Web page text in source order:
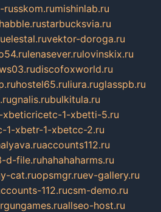
mishinlab.ru
habble.rustarbucksvia.ru
elestal.ruvektor-doroga.ru
lenasever.rulovinskix.ru
discofoxworld.ru
hostel65.ruliura.ruglasspb.ru
gnalis.rubulkitula.ru
xbeticricetc-1-xbetti-5.ru
1-xbetr-1-xbetcc-2.ru
accounts112.ru
d-file.ruhahahaharms.ru
cat.ruopsmgr.ruev-gallery.ru
112.rucsm-demo.ru
allseo-host.ru